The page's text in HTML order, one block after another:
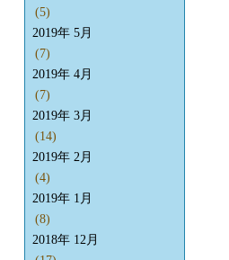
(5)
2019年 5月
(7)
2019年 4月
(7)
2019年 3月
(14)
2019年 2月
(4)
2019年 1月
(8)
2018年 12月